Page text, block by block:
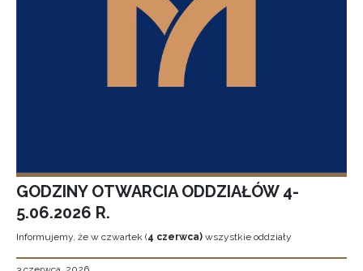
GODZINY OTWARCIA ODDZIAŁÓW 4-
5.06.2026 R.
Informujemy, że w czwartek (4 czerwca) wszystkie oddziały